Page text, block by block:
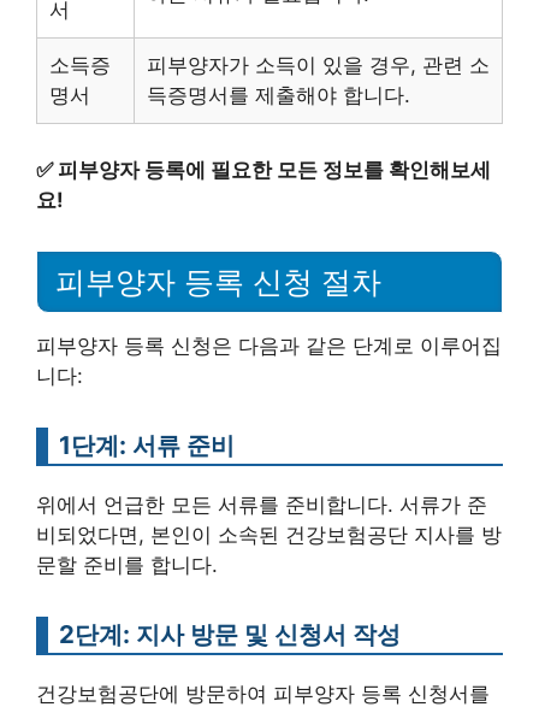
서
소득증
명서
피부양자가 소득이 있을 경우, 관련 소
득증명서를 제출해야 합니다.
✅ 피부양자 등록에 필요한 모든 정보를 확인해보세
요!
피부양자 등록 신청 절차
피부양자 등록 신청은 다음과 같은 단계로 이루어집
니다:
1단계: 서류 준비
위에서 언급한 모든 서류를 준비합니다. 서류가 준
비되었다면, 본인이 소속된 건강보험공단 지사를 방
문할 준비를 합니다.
2단계: 지사 방문 및 신청서 작성
건강보험공단에 방문하여 피부양자 등록 신청서를